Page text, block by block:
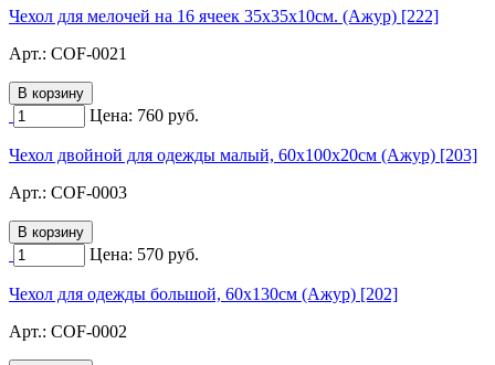
Чехол для мелочей на 16 ячеек 35х35х10см. (Ажур) [222]
Арт.: COF-0021
Цена: 760 руб.
Чехол двойной для одежды малый, 60х100х20см (Ажур) [203]
Арт.: COF-0003
Цена: 570 руб.
Чехол для одежды большой, 60х130см (Ажур) [202]
Арт.: COF-0002